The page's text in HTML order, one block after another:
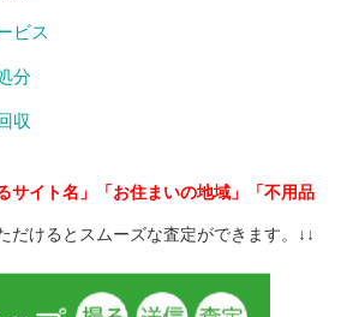
ビス
分
収
サイト名」「お住まいの地域」「不用品
だけるとスムーズな査定ができます。↓↓